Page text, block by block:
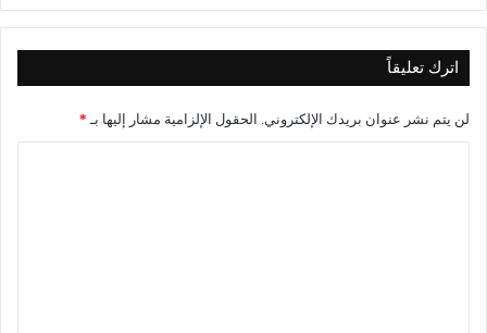
اترك تعليقاً
لن يتم نشر عنوان بريدك الإلكتروني. الحقول الإلزامية مشار إليها بـ *